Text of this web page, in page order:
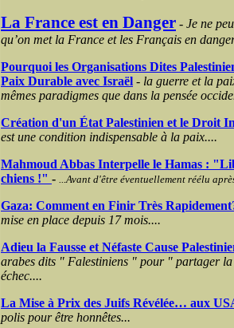
La France est en Danger - Je ne
qu’on met la France et les Français en
Pourquoi les Organisations Dites
Paix Durable avec Israël - la guerre et la
mêmes paradigmes que dans la pensée
Création d'un État Palestinien et le Droit
est une condition indispensable à la paix....
Mahmoud Abbas Interpelle le Hamas :
chiens !" - ...Avant d'être éventuellement réélu
Gaza: Comment en Finir Très
mise en place depuis 17 mois....
Adieu la Fausse et Néfaste Cause
arabes dits " Falestiniens " pour " partager
échec....
La Mise à Prix des Juifs Révélée… aux
polis pour être honnêtes...